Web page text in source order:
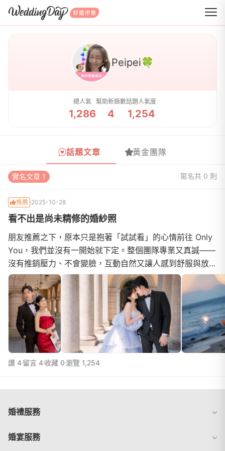
WeddingDay 好婚市集
Peipei🍀
總人氣
1,286
幫助新娘數
4
話題人氣度
1,254
話題文章 黃金團隊
實名文章 1 匿名共 0 則
推薦 2025-10-28
看不出是尚未精修的婚紗照
朋友推薦之下，原本只是抱著「試試看」的心情前往 Only
You，我們並沒有一開始就下定。整個團隊專業又真誠——
沒有推銷壓力、不會變臉，互動自然又讓人感到舒服與放
鬆。特別感謝 攝影師-君川老師，輕鬆擺拍捕捉每個畫...
讚 4 留言 4 收藏 0瀏覽 1,254
婚禮服務
婚宴服務